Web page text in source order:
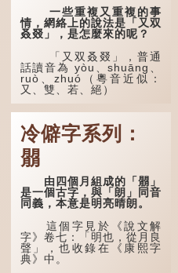
一些重複又重複的事
情，網絡上的說法是「又双
叒叕」，是怎麼來的呢？
「又双叒叕」，普通
話讀音為 yòu、shuāng、
ruò、zhuó（粵音近似：
又、雙、若、絕）
「又」和「双」比較
易理解，前者表示再次，後
者表示一對，兩個「又」便
是「双」。
「叒」（音：若）原是
古代神話中的樹木名
稱。 《說文解字·叒部》：
「叒，日初出東方湯谷所登
榑桑，叒木也。」
「叕...
冷僻字系列：
朤
由四個月組成的「朤」
是一個古字，與「朗」同音
同義，本意是明亮晴朗。
這個字見於《說文解
字》卷七：「明也，從月良
聲」，也收錄在《康熙字
典》中。